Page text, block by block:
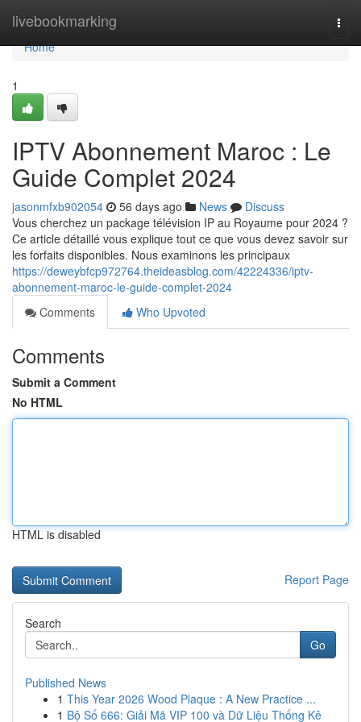
livebookmarking
Home
Home
1
IPTV Abonnement Maroc : Le
Guide Complet 2024
jasonmfxb902054 56 days ago News
Discuss
Vous cherchez un package télévision IP au Royaume pour 2024 ?
Ce article détaillé vous explique tout ce que vous devez savoir sur
les forfaits disponibles. Nous examinons les principaux
https://deweybfcp972764.theideasblog.com/42224336/iptv-
abonnement-maroc-le-guide-complet-2024
Comments
Who Upvoted
Comments
Submit a Comment
No HTML
HTML is disabled
Report Page
Search
Go
Published News
1 This Year 2026 Wood Plaque : A New Practice ...
1 Bộ Số 666: Giải Mã VIP 100 và Dữ Liệu Thống Kê